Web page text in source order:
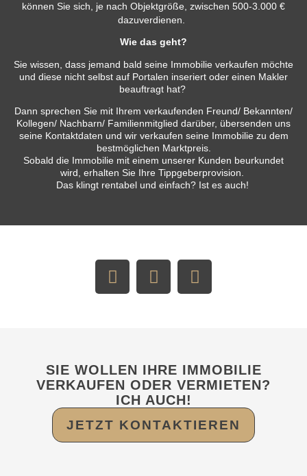
können Sie sich, je nach Objektgröße, zwischen 500-3.000 €
dazuverdienen.
Wie das geht?
Sie wissen, dass jemand bald seine Immobilie verkaufen möchte
und diese nicht selbst auf Portalen inseriert oder einen Makler
beauftragt hat?
Dann sprechen Sie mit Ihrem verkaufenden Freund/ Bekannten/
Kollegen/ Nachbarn/ Familienmitglied darüber, übersenden uns
seine Kontaktdaten und wir verkaufen seine Immobilie zu dem
bestmöglichen Marktpreis.
Sobald die Immobilie mit einem unserer Kunden beurkundet
wird, erhalten Sie Ihre Tippgeberprovision.
Das klingt rentabel und einfach? Ist es auch!
SIE WOLLEN IHRE IMMOBILIE
VERKAUFEN ODER VERMIETEN?
ICH AUCH!
JETZT KONTAKTIEREN